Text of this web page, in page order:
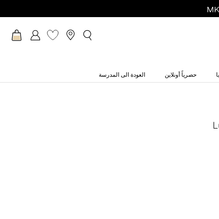
حصرياً أونلاين العودة الى المدرسة